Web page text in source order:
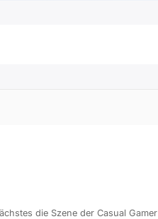
die Szene der Casual Gamer